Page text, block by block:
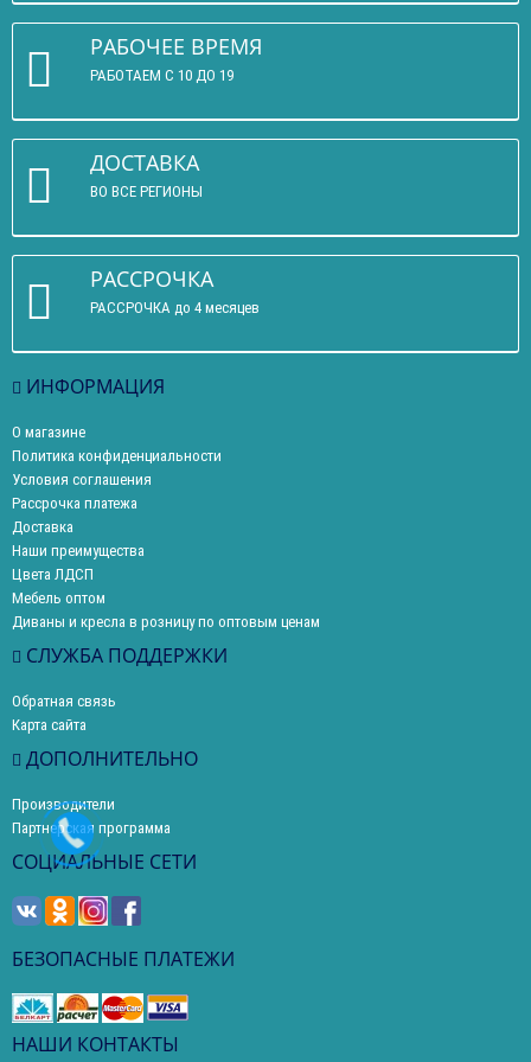
РАБОЧЕЕ ВРЕМЯ
РАБОТАЕМ С 10 ДО 19
ДОСТАВКА
ВО ВСЕ РЕГИОНЫ
РАССРОЧКА
РАССРОЧКА до 4 месяцев
ИНФОРМАЦИЯ
О магазине
Политика конфиденциальности
Условия соглашения
Рассрочка платежа
Доставка
Наши преимущества
Цвета ЛДСП
Мебель оптом
Диваны и кресла в розницу по оптовым ценам
СЛУЖБА ПОДДЕРЖКИ
Обратная связь
Карта сайта
ДОПОЛНИТЕЛЬНО
Производители
Партнерская программа
СОЦИАЛЬНЫЕ СЕТИ
БЕЗОПАСНЫЕ ПЛАТЕЖИ
НАШИ КОНТАКТЫ